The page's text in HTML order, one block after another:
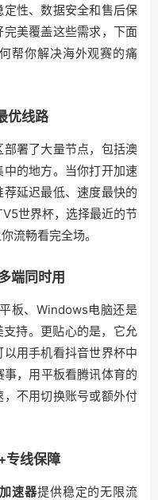
性、数据安全和售后保
完美覆盖这些需求，下面
帮你解决海外观赛的痛
优线路
署了大量节点，包括澳
的地方。当你打开加速
延迟最低、速度最快的
世界杯，选择最近的节
流畅看完全场。
端同时用
板、Windows电脑还是
支持。更贴心的是，它允
用手机看抖音世界杯中
，用平板看腾讯体育的
不用切换账号或额外付
专线保障
速器提供稳定的无限流